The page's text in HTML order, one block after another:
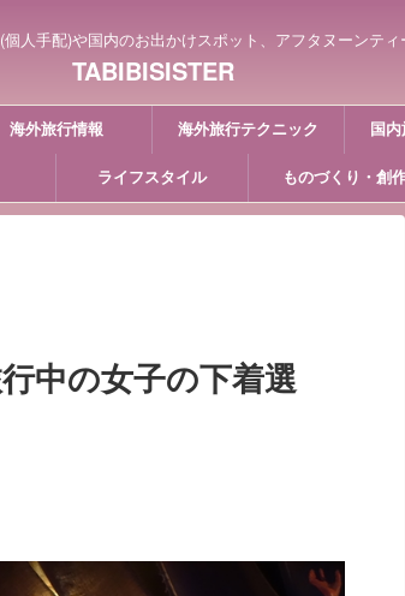
人手配)や国内のお出かけスポット、アフタヌーンティ
TABIBISISTER
海外旅行情報 海外旅行テクニック 国
ライフスタイル ものづくり・創
中の女子の下着選